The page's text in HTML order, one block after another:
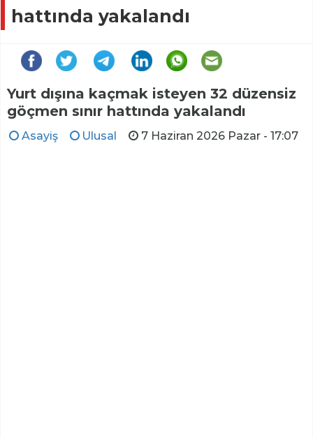
hattında yakalandı
Yurt dışına kaçmak isteyen 32 düzensiz
göçmen sınır hattında yakalandı
Asayiş Ulusal 7 Haziran 2026 Pazar - 17:07